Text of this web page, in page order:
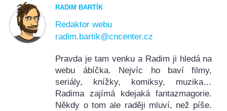
RADIM BARTÍK
Redaktor webu
radim.bartik@cncenter.cz
Pravda je tam venku a Radim ji hledá na
webu ábíčka. Nejvíc ho baví filmy,
seriály, knížky, komiksy, muzika…
Radima zajímá kdejaká fantazmagorie.
Někdy o tom ale raději mluví, než píše.